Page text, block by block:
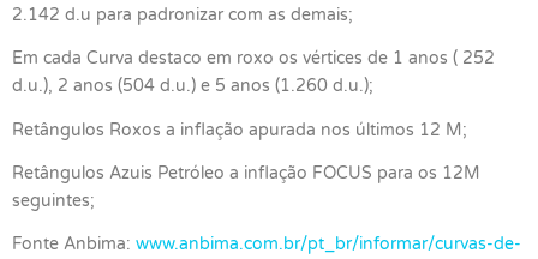
2.142 d.u para padronizar com as demais;
Em cada Curva destaco em roxo os vértices de 1 anos ( 252
d.u.), 2 anos (504 d.u.) e 5 anos (1.260 d.u.);
Retângulos Roxos a inflação apurada nos últimos 12 M;
Retângulos Azuis Petróleo a inflação FOCUS para os 12M
seguintes;
Fonte Anbima: www.anbima.com.br/pt_br/informar/curvas-de-